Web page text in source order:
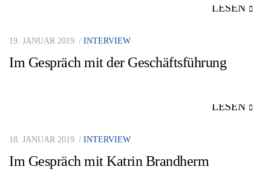
LESEN
19. JANUAR 2019 INTERVIEW
Im Gespräch mit der Geschäftsführung
LESEN
18. JANUAR 2019 INTERVIEW
Im Gespräch mit Katrin Brandherm